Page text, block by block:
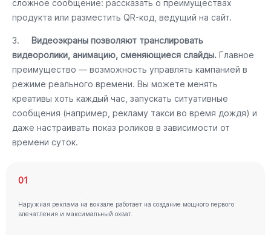
сложное сообщение: рассказать о преимуществах
продукта или разместить QR-код, ведущий на сайт.
3. Видеоэкраны позволяют транслировать
видеоролики, анимацию, сменяющиеся слайды. Главное
преимущество — возможность управлять кампанией в
режиме реального времени. Вы можете менять
креативы хоть каждый час, запускать ситуативные
сообщения (например, рекламу такси во время дождя) и
даже настраивать показ роликов в зависимости от
времени суток.
01
Наружная реклама на вокзале работает на создание мощного первого
впечатления и максимальный охват.